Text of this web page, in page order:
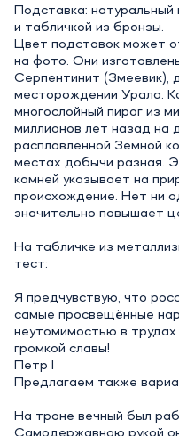
Подставка:
и табличкой из бронзы.
Цвет подставок может
на фото. Они
Серпентинит (Змеевик),
месторождении Урала.
многослойный пирог из
миллионов лет назад на
расплавленной Земной
местах добычи разная.
камней указывает на
происхождение. Нет ни
значительно повышает
На табличке из
тест:
Я предчувствую, что
самые просвещённые
неутомимостью в
громкой славы!
Петр I
Предлагаем также
На троне вечный был